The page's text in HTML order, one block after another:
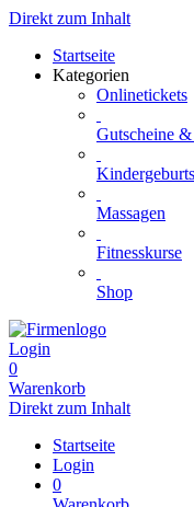
Direkt zum Inhalt
Startseite
Kategorien
Onlinetickets
Gutscheine &
Massagen
Fitnesskurse
Shop
Login
0
Warenkorb
Direkt zum Inhalt
Startseite
Login
0